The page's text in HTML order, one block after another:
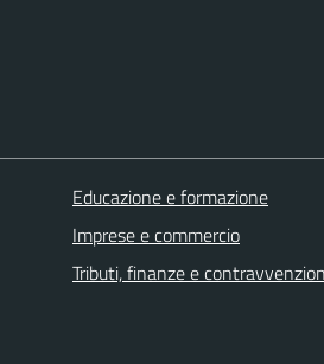
Educazione e formazione
Imprese e commercio
Tributi, finanze e